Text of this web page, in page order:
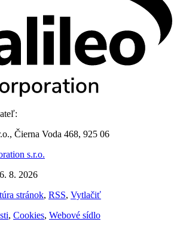
Čierna Voda 468, 925 06
s.r.o.
8. 2026
stránok, RSS, Vytlačiť
, Cookies, Webové sídlo